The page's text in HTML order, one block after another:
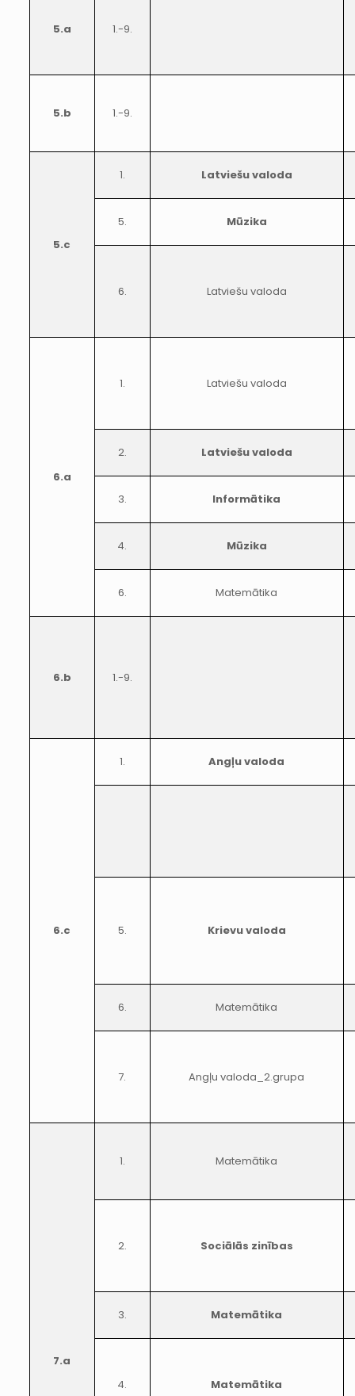
5.a 1.-9.
5.b 1.-9.
5.c
1. Latviešu valoda
5. Mūzika
6. Latviešu valoda
6.a
1. Latviešu valoda
2. Latviešu valoda
3. Informātika
4. Mūzika
6. Matemātika
6.b 1.-9.
6.c
1. Angļu valoda
5. Krievu valoda
6. Matemātika
7. Angļu valoda_2.grupa
7.a
1. Matemātika
2. Sociālās zinības
3. Matemātika
4. Matemātika